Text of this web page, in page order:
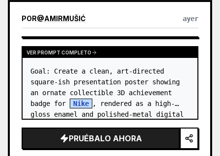
POR@AMIRMUŠIĆ ayer
VER PROMPT COMPLETO
Goal: Create a clean, art-directed
square-ish presentation poster showing
an ornate collectible 3D achievement
badge for
Nike
, rendered as a high-
gloss enamel and polished-metal digital
Canvas: Wide 16:9 white stu…
PRUÉBALO AHORA